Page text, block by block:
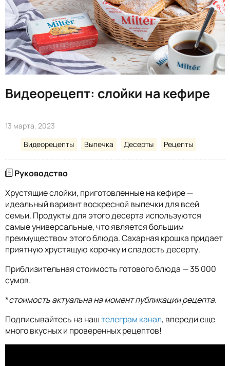
Видеорецепт: слойки на кефире
13 марта, 2023
Видеорецепты
Выпечка Десерты Рецепты
Руководство
Хрустящие слойки, приготовленные на кефире —
идеальный вариант воскресной выпечки для всей
семьи. Продукты для этого десерта используются
самые универсальные, что является большим
преимуществом этого блюда. Сахарная крошка придает
приятную хрустящую корочку и сладость десерту.
Приблизительная стоимость готового блюда — 35 000
сумов.
*стоимость актуальна на момент публикации рецепта.
Подписывайтесь на наштелеграм канал, впереди еще
много вкусных и проверенных рецептов!